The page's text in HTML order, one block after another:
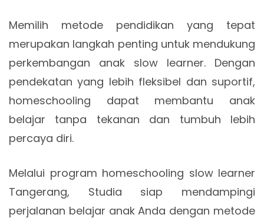
Memilih metode pendidikan yang tepat
merupakan langkah penting untuk mendukung
perkembangan anak slow learner. Dengan
pendekatan yang lebih fleksibel dan suportif,
homeschooling dapat membantu anak
belajar tanpa tekanan dan tumbuh lebih
percaya diri.
Melalui program homeschooling slow learner
Tangerang, Studia siap mendampingi
perjalanan belajar anak Anda dengan metode